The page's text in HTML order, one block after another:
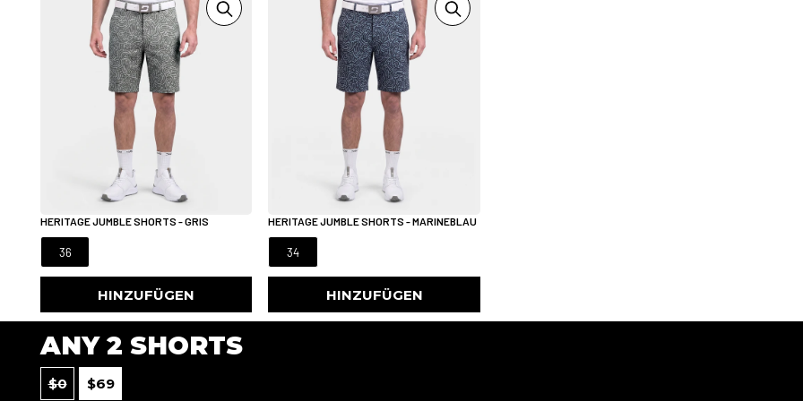
HERITAGE JUMBLE SHORTS - GRIS
36
HINZUFÜGEN
HERITAGE JUMBLE SHORTS - MARINEBLAU
34
HINZUFÜGEN
ANY 2 SHORTS
$0 $69